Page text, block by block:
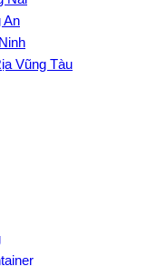
An
Vũng Tàu